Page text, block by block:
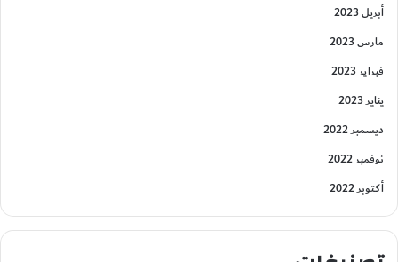
أبريل 2023
مارس 2023
فبراير 2023
يناير 2023
ديسمبر 2022
نوفمبر 2022
أكتوبر 2022